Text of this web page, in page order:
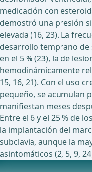
medicación con
demostró una presión
elevada (16, 23). La
desarrollo temprano de
en el 5 % (23), la de
hemodinámicamente
15, 16, 21). Con el uso
pequeño, se acumulan
manifiestan meses
Entre el 6 y el 25 % de
la implantación del
subclavia, aunque la
asintomáticos (2, 5, 9,
Estudios en curso